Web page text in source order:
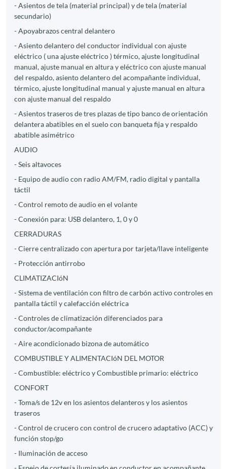
- Asientos de tela (material principal) y de tela (material
secundario)
- Apoyabrazos central delantero
- Asiento delantero del conductor individual con ajuste
eléctrico ( una ajuste eléctrico ) térmico, ajuste longitudinal
manual, ajuste manual en altura y eléctrico con ajuste manual
del respaldo, asiento delantero del acompañante individual,
térmico, ajuste longitudinal manual y ajuste manual en altura
con ajuste manual del respaldo
- Asientos traseros de tres plazas de tipo banco de orientación
delantera abatibles en el suelo con banqueta fija y respaldo
abatible asimétrico
AUDIO
- Seis altavoces
- Equipo de audio con radio AM/FM, radio digital y pantalla
táctil
- Control remoto de audio en el volante
- Conexión para: USB delantero, 1, 0 y 0
CERRADURAS
- Cierre centralizado con apertura por tarjeta/llave inteligente
- Protección antirrobo
CLIMATIZACIóN
- Sistema de ventilación con filtro de carbón activo controles en
pantalla táctil y calefacción eléctrica
- Controles de climatización diferenciados para
conductor/acompañante
- Aire acondicionado bizona de automático
COMBUSTIBLE Y ALIMENTACIóN DEL MOTOR
- Combustible: eléctrico y Combustible primario: eléctrico
CONFORT
- Toma/s de 12v en los asientos delanteros y los asientos
traseros
- Control de crucero con control de crucero adaptativo (ACC) y
función stop/go
- Iluminación de acceso